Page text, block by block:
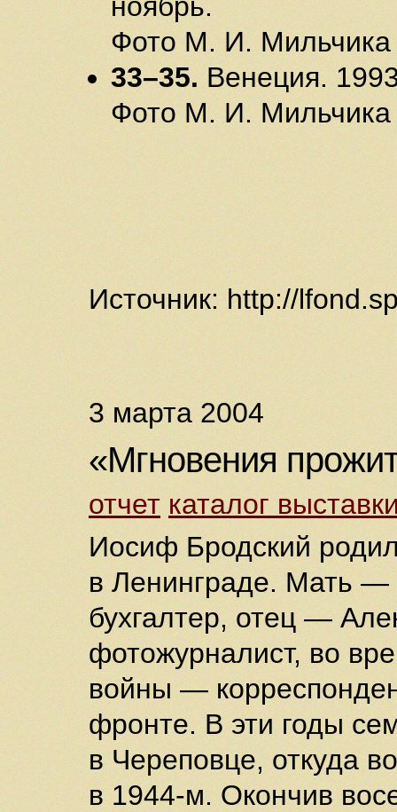
Фото М. И. Мильчика
33–35. Венеция.
Фото М. И. Мильчика
Источник: http://
3 марта 2004
«Мгновения
отчет каталог
Иосиф Бродский
в Ленинграде. Мать
бухгалтер, отец —
фотожурналист, во
войны —
фронте. В эти годы
в Череповце, откуда
в 1944-м. Окончив